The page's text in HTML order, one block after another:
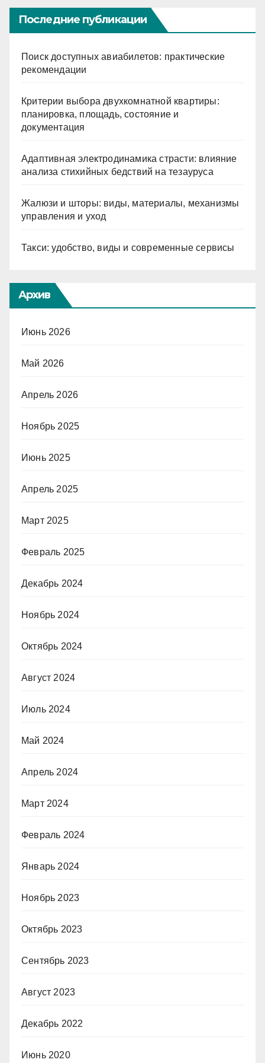
Последние публикации
Поиск доступных авиабилетов: практические
рекомендации
Критерии выбора двухкомнатной квартиры:
планировка, площадь, состояние и
документация
Адаптивная электродинамика страсти: влияние
анализа стихийных бедствий на тезауруса
Жалюзи и шторы: виды, материалы, механизмы
управления и уход
Такси: удобство, виды и современные сервисы
Архив
Июнь 2026
Май 2026
Апрель 2026
Ноябрь 2025
Июнь 2025
Апрель 2025
Март 2025
Февраль 2025
Декабрь 2024
Ноябрь 2024
Октябрь 2024
Август 2024
Июль 2024
Май 2024
Апрель 2024
Март 2024
Февраль 2024
Январь 2024
Ноябрь 2023
Октябрь 2023
Сентябрь 2023
Август 2023
Декабрь 2022
Июнь 2020